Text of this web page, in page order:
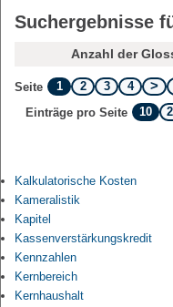
Suchergebnisse
Anzahl der
Seite 1 2 3
4
Einträge pro Seite
10
Kalkulatorische Kosten
Kameralistik
Kapitel
Kassenverstärkungskredit
Kennzahlen
Kernbereich
Kernhaushalt